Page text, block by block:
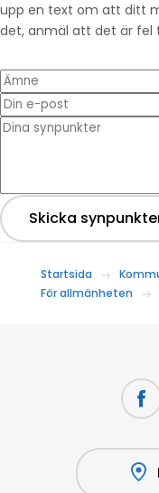
upp en text om att ditt
det, anmäl att det är fel
Ämne
Din e-post
* Dina synpunkter
Skicka
Startsida
För allmänheten